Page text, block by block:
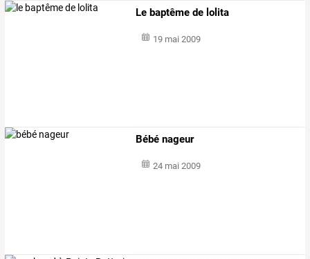
Le baptême de lolita
19 mai 2009
Bébé nageur
24 mai 2009